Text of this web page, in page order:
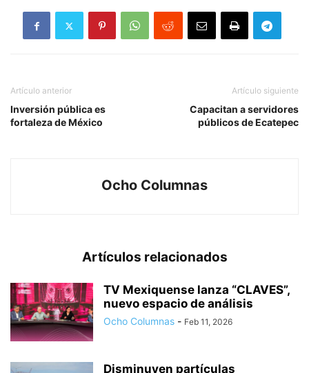
Artículo anterior
Inversión pública es
fortaleza de México
Artículo siguiente
Capacitan a servidores
públicos de Ecatepec
Ocho Columnas
Artículos relacionados
TV Mexiquense lanza “CLAVES”,
nuevo espacio de análisis
Ocho Columnas - Feb 11, 2026
Disminuyen partículas